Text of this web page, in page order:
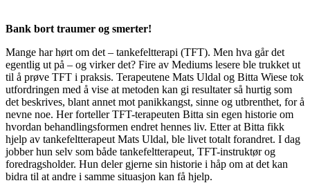
Bank bort traumer og smerter!
Mange har hørt om det – tankefeltterapi (TFT). Men hva går det
egentlig ut på – og virker det? Fire av Mediums lesere ble trukket ut
til å prøve TFT i praksis. Terapeutene Mats Uldal og Bitta Wiese tok
utfordringen med å vise at metoden kan gi resultater så hurtig som
det beskrives, blant annet mot panikkangst, sinne og utbrenthet, for å
nevne noe. Her forteller TFT-terapeuten Bitta sin egen historie om
hvordan behandlingsformen endret hennes liv. Etter at Bitta fikk
hjelp av tankefeltterapeut Mats Uldal, ble livet totalt forandret. I dag
jobber hun selv som både tankefeltterapeut, TFT-instruktør og
foredragsholder. Hun deler gjerne sin historie i håp om at det kan
bidra til at andre i samme situasjon kan få hjelp.